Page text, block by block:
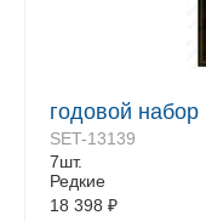
годовой
SET-13139
7шт.
Редкие
18 398 ₽